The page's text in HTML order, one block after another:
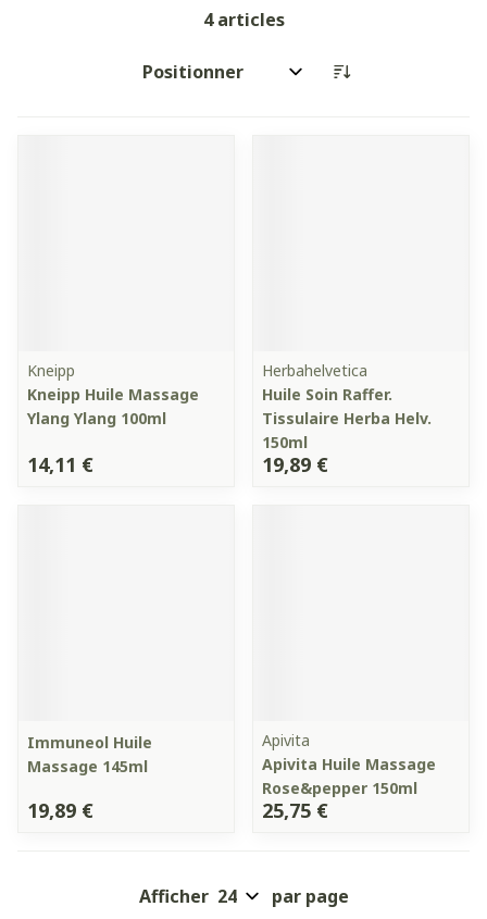
4articles
Trier par:
Kneipp
Kneipp Huile Massage
Ylang Ylang 100ml
14,11 €
Herbahelvetica
Huile Soin Raffer.
Tissulaire Herba Helv.
150ml
19,89 €
Immuneol Huile
Massage 145ml
19,89 €
Apivita
Apivita Huile Massage
Rose&pepper 150ml
25,75 €
Afficher par page